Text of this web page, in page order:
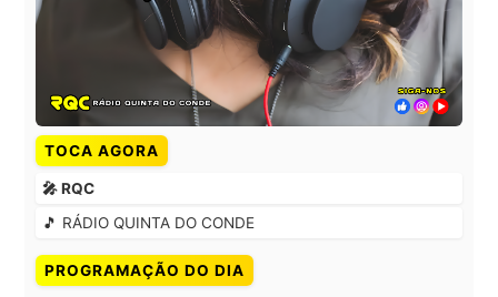
TOCA AGORA
🎤 RQC
🎵 RÁDIO QUINTA DO CONDE
PROGRAMAÇÃO DO DIA